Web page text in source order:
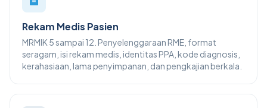
Rekam Medis Pasien
MRMIK 5 sampai 12. Penyelenggaraan RME, format
seragam, isi rekam medis, identitas PPA, kode diagnosis,
kerahasiaan, lama penyimpanan, dan pengkajian berkala.